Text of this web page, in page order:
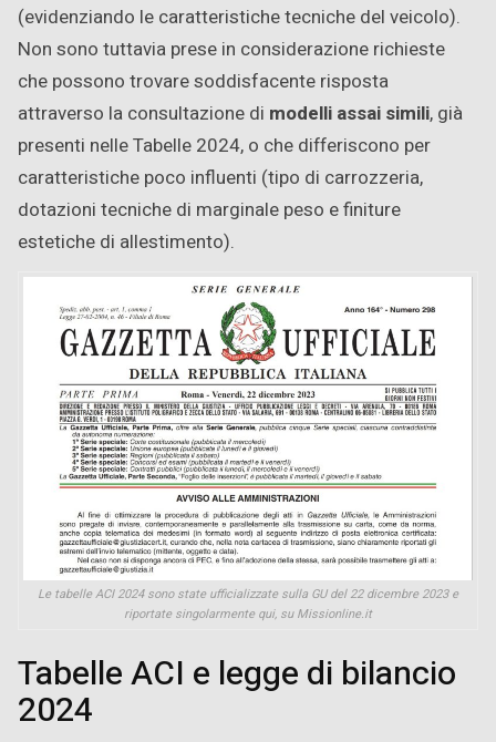
(evidenziando le caratteristiche tecniche del veicolo).
Non sono tuttavia prese in considerazione richieste
che possono trovare soddisfacente risposta
attraverso la consultazione di modelli assai simili, già
presenti nelle Tabelle 2024, o che differiscono per
caratteristiche poco influenti (tipo di carrozzeria,
dotazioni tecniche di marginale peso e finiture
estetiche di allestimento).
Le tabelle ACI 2024 sono state ufficializzate sulla GU del 22 dicembre 2023 e
riportate singolarmente qui, su Missionline.it
Tabelle ACI e legge di bilancio
2024